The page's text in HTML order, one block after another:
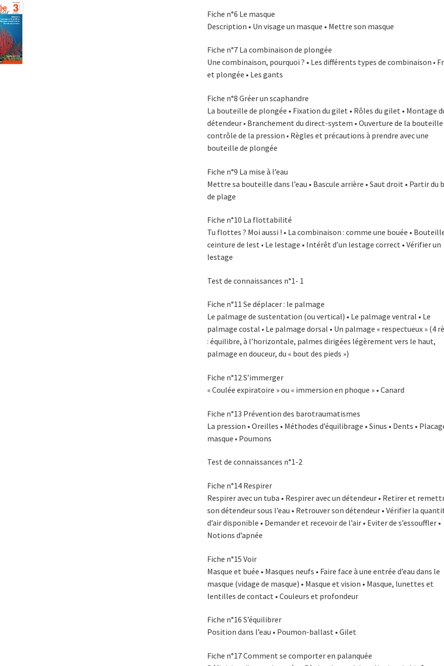
Fiche n°6 Le masque
Description • Un visage un masque • Mettre son masque
Fiche n°7 La combinaison de plongée
Une combinaison, pourquoi ? • Les différents types de combinaison •
et plongée • Les gants
Fiche n°8 Gréer un scaphandre
La bouteille de plongée • Fixation du gilet • Rôles du gilet • Montage
détendeur• Branchement du direct-system • Ouverture de la
contrôle de la pression • Règles et précautions à prendre avec une
bouteille de plongée
Fiche n°9 La mise à l’eau
Mettre sa bouteille dans l’eau • Bascule arrière • Saut droit • Partir du
de plage
Fiche n°10 La flottabilité
Tu flottes ? Moi aussi ! • La combinaison : comme une bouée •
ceinture de lest• Le lestage • Intérêt d’un lestage correct • Vérifier un
lestage
Test de connaissances n°1- 1
Fiche n°11 Se déplacer : le palmage
Le palmage de sustentation (ou vertical) • Le palmage ventral • Le
palmage costal • Le palmage dorsal • Un palmage « respectueux » (4
: équilibre, à l’horizontale, palmes dirigées légèrement vers le haut,
palmage en douceur, du « bout des pieds »)
Fiche n°12 S’immerger
« Coulée expiratoire » ou « immersion en phoque » • Canard
Fiche n°13 Prévention des barotraumatismes
La pression • Oreilles • Méthodes d’équilibrage • Sinus • Dents •
masque • Poumons
Test de connaissances n°1-2
Fiche n°14 Respirer
Respirer avec un tuba • Respirer avec un détendeur • Retirer et
son détendeur sous l’eau • Retrouver son détendeur • Vérifier la
d’air disponible • Demander et recevoir de l’air • Eviter de s’essouffler •
Notions d’apnée
Fiche n°15 Voir
Masque et buée • Masques neufs • Faire face à une entrée d’eau dans le
masque (vidage de masque) • Masque et vision • Masque, lunettes et
lentilles de contact • Couleurs et profondeur
Fiche n°16 S’équilibrer
Position dans l’eau • Poumon-ballast • Gilet
Fiche n°17 Comment se comporter en palanquée